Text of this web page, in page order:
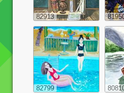
82913
82799